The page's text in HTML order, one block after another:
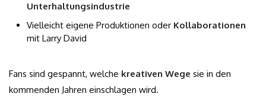
Unterhaltungsindustrie
Vielleicht eigene Produktionen oder Kollaborationen
mit Larry David
Fans sind gespannt, welche kreativen Wege sie in den
kommenden Jahren einschlagen wird.